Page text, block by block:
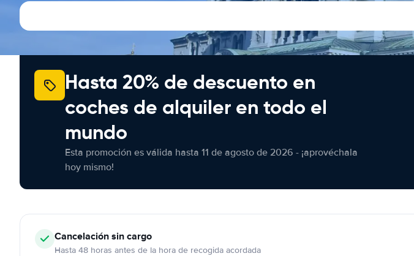
Hasta 20% de descuento en
coches de alquiler en todo el
mundo
Esta promoción es válida hasta 11 de agosto de 2026 - ¡aprovéchala
hoy mismo!
Cancelaciónsin cargo
Hasta 48 horas antes de la hora de recogida acordada